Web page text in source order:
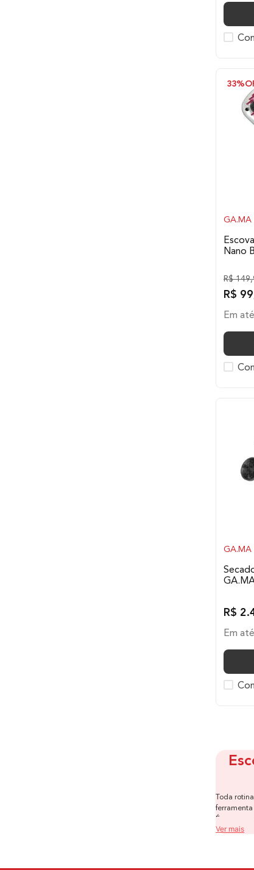
GA.MA
Nano
R$ 149,
R$ 99
33%
Em até
GA.MA
R$ 2.
Em até
Toda
ferramenta
É nesse
Ver mais